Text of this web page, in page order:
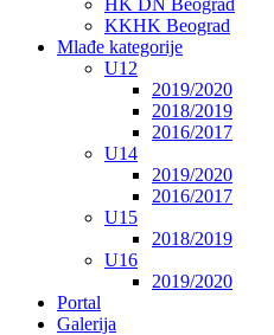
HK DN Beograd
KKHK Beograd
Mlađe kategorije
U12
2019/2020
2018/2019
2016/2017
U14
2019/2020
2016/2017
U15
2018/2019
U16
2019/2020
Portal
Galerija